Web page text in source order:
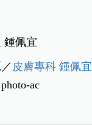
鍾佩宜
皮膚專科 鍾佩宜
ac